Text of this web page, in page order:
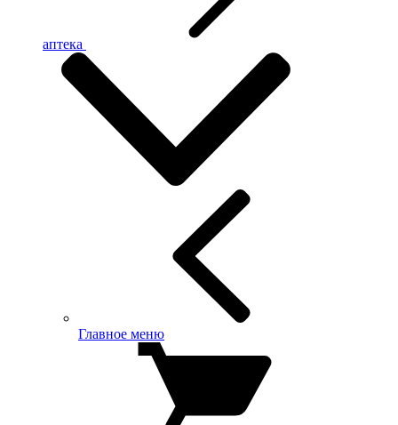
аптека
Главное меню